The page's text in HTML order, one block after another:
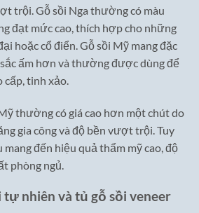
trội. Gỗ sồi Nga thường có màu
đạt mức cao, thích hợp cho những
hoặc cổ điển. Gỗ sồi Mỹ mang đặc
ấm hơn và thường được dùng để
cấp, tinh xảo.
thường có giá cao hơn một chút do
gia công và độ bền vượt trội. Tuy
mang đến hiệu quả thẩm mỹ cao, độ
phòng ngủ.
tự nhiên và tủ gỗ sồi veneer